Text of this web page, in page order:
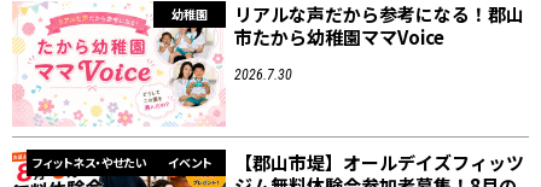
幼稚園
リアルな声だから参考になる！郡山
市たから幼稚園ママVoice
2026.7.30
フィットネス・やせたい イベント
【郡山市堤】オールデイズフィッツ